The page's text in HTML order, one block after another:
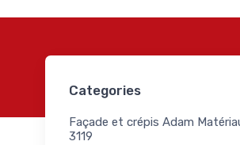
Categories
Façade et crépis Adam
3119